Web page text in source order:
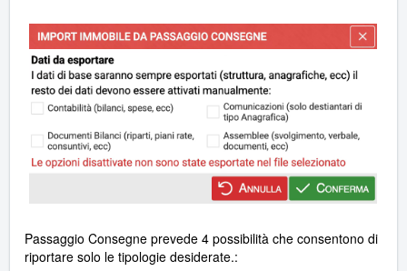
Passaggio Consegne prevede 4 possibilità che consentono di
riportare solo le tipologie desiderate.: